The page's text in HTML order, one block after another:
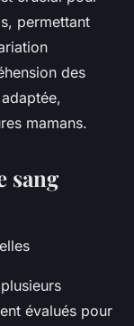
permettant
des
mamans.
sang
évalués pour